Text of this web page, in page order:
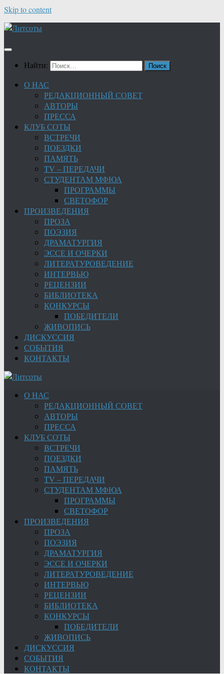
Skip to content
Найти:
О НАС
РЕДАКЦИОННЫЙ СОВЕТ
АВТОРЫ
ПРЕССА
КЛУБ СОТЫ
ВСТРЕЧИ
ПОЕЗДКИ
ПАМЯТЬ
TV – ПЕРЕДАЧИ
СТУДЕНТАМ МФЮА
ПРОГРАММЫ
СВЕТОФОР
ПРОИЗВЕДЕНИЯ
ПРОЗА
ПОЭЗИЯ
ДРАМАТУРГИЯ
ЭССЕ И ОЧЕРКИ
ЛИТЕРАТУРОВЕДЕНИЕ
ИНТЕРВЬЮ
РЕЦЕНЗИИ
БИБЛИОТЕКА
КОНКУРСЫ
ПОБЕДИТЕЛИ
ЖИВОПИСЬ
ДИСКУССИЯ
СОБЫТИЯ
КОНТАКТЫ
О НАС
РЕДАКЦИОННЫЙ СОВЕТ
АВТОРЫ
ПРЕССА
КЛУБ СОТЫ
ВСТРЕЧИ
ПОЕЗДКИ
ПАМЯТЬ
TV – ПЕРЕДАЧИ
СТУДЕНТАМ МФЮА
ПРОГРАММЫ
СВЕТОФОР
ПРОИЗВЕДЕНИЯ
ПРОЗА
ПОЭЗИЯ
ДРАМАТУРГИЯ
ЭССЕ И ОЧЕРКИ
ЛИТЕРАТУРОВЕДЕНИЕ
ИНТЕРВЬЮ
РЕЦЕНЗИИ
БИБЛИОТЕКА
КОНКУРСЫ
ПОБЕДИТЕЛИ
ЖИВОПИСЬ
ДИСКУССИЯ
СОБЫТИЯ
КОНТАКТЫ